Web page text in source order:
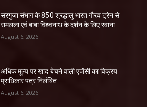
सरगुजा संभाग के 850 श्रद्धालु भारत गौरव ट्रेन से
रामलला एवं बाबा विश्वनाथ के दर्शन के लिए रवाना
August 6, 2026
अधिक मूल्य पर खाद बेचने वाली एजेंसी का विक्रय
प्राधिकार पत्र निलंबित
August 6, 2026